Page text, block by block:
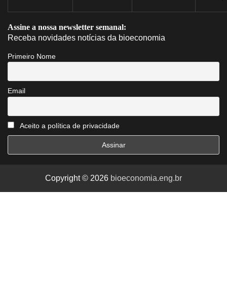
Assine a nossa newsletter semanal:
Receba novidades notícias da bioeconomia
Primeiro Nome
Email
Aceito a política de privacidade
Copyright © 2026 bioeconomia.eng.br